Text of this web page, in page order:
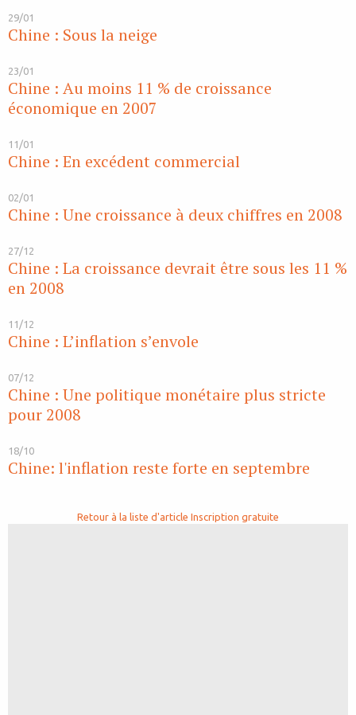
29/01
Chine : Sous la neige
23/01
Chine : Au moins 11 % de croissance
économique en 2007
11/01
Chine : En excédent commercial
02/01
Chine : Une croissance à deux chiffres en 2008
27/12
Chine : La croissance devrait être sous les 11 %
en 2008
11/12
Chine : L’inflation s’envole
07/12
Chine : Une politique monétaire plus stricte
pour 2008
18/10
Chine: l'inflation reste forte en septembre
Retour à la liste d'article Inscription gratuite